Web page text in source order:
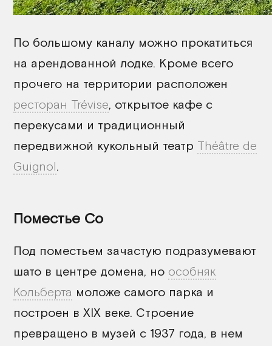
По большому каналу можно прокатиться
на арендованной лодке. Кроме всего
прочего на территории расположен
ресторан Trévise, открытое кафе с
перекусами и традиционный
передвижной кукольный театр Théâtre de
Guignol.
Поместье Со
Под поместьем зачастую подразумевают
шато в центре домена, но особняк
Кольберта моложе самого парка и
построен в XIX веке. Строение
превращено в музей с 1937 года, в нем